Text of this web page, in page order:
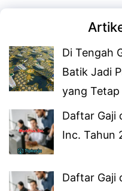
Di Tengah
Batik Jadi
yang Tetap
Daftar Gaji
Inc. Tahun
Daftar Gaji